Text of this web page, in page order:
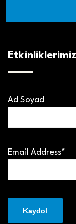
Ad Soyad
Email Address*